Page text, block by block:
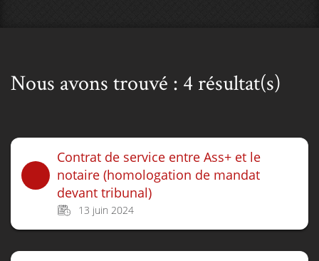
Nous avons trouvé : 4 résultat(s)
Contrat de service entre Ass+ et le
notaire (homologation de mandat
devant tribunal)
13 juin 2024